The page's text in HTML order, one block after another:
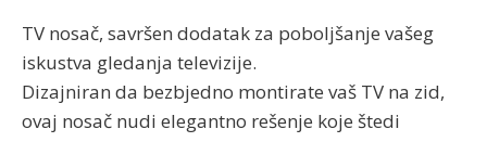
TV nosač, savršen dodatak za poboljšanje vašeg
iskustva gledanja televizije.
Dizajniran da bezbjedno montirate vaš TV na zid,
ovaj nosač nudi elegantno rešenje koje štedi